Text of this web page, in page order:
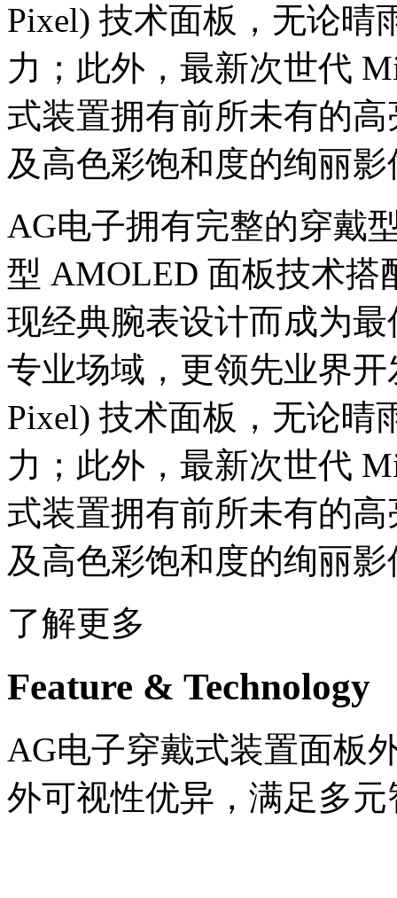
Pixel) 技术面板，无论晴
力；此外，最新次世代
式装置拥有前所未有的
及高色彩饱和度的绚丽影
AG电子拥有完整的穿戴
型 AMOLED 面板技术搭
现经典腕表设计而成为
专业场域，更领先业界
Pixel) 技术面板，无论晴
力；此外，最新次世代
式装置拥有前所未有的
及高色彩饱和度的绚丽影
了解更多
Feature & Technology
AG电子穿戴式装置面板
外可视性优异，满足多